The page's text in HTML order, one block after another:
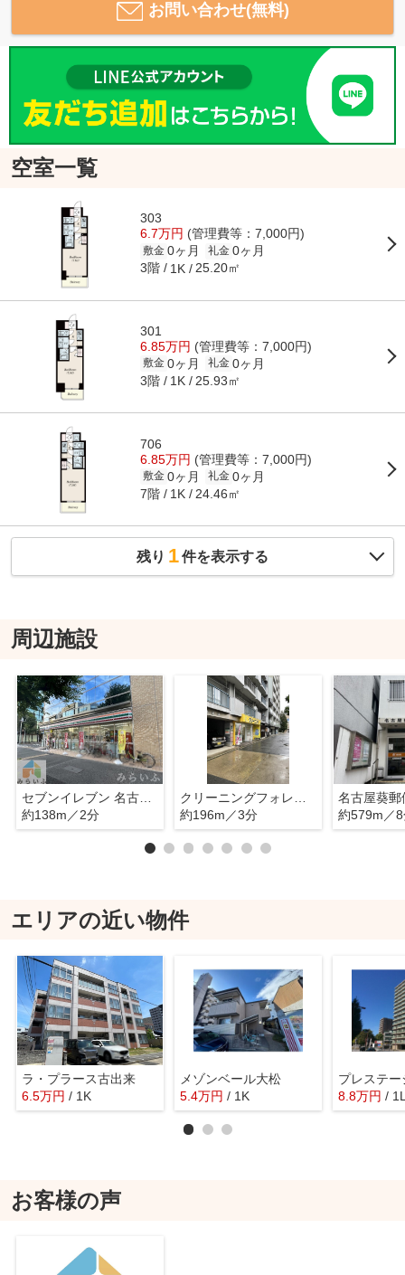
お問い合わせ(無料)
空室一覧
303
6.7万円 (管理費等：7,000円)
敷金 0ヶ月 礼金 0ヶ月
3階 1K 25.20㎡
301
6.85万円 (管理費等：7,000円)
敷金 0ヶ月 礼金 0ヶ月
3階 1K 25.93㎡
706
6.85万円 (管理費等：7,000円)
敷金 0ヶ月 礼金 0ヶ月
7階 1K 24.46㎡
残り 1件を表示する
周辺施設
セブンイレブン 名古屋葵2丁目店
約138m／2分
クリーニングフォレスト
約196m／3分
名古屋葵郵
約579m／
エリアの近い物件
ラ・プラース古出来
6.5万円 / 1K
メゾンベール大松
5.4万円 / 1K
プレステー
8.8万円 /
お客様の声